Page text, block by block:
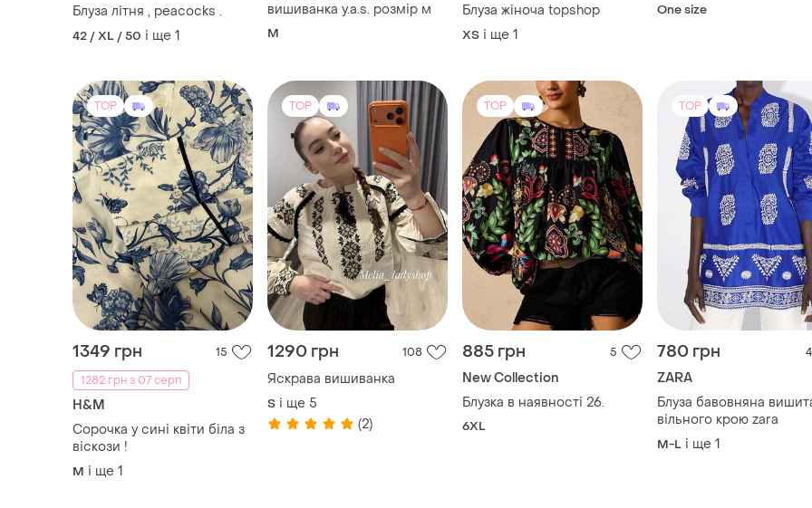
Блуза літня , peacocks .
42 / XL / 50 і ще 1
вишиванка y.a.s. розмір м
M
Блуза жіноча topshop
ХS і ще 1
One size
TOP
1349 грн
15
1282 грн з 07 серп
H&M
Сорочка у сині квіти біла з
віскози !
M і ще 1
TOP
1290 грн 108
Яскрава вишиванка
S і ще 5
(2)
TOP
885 грн 5
New Collection
Блузка в наявності 26.
6XL
TOP
780 грн 4
ZARA
Блуза бавовняна
вільного крою zara
M-L і ще 1